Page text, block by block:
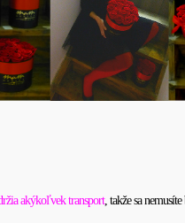
akýkoľvek transport, takže sa